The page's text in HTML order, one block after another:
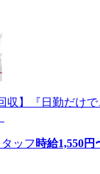
収】『日勤だけ
ッフ 時給1,550円